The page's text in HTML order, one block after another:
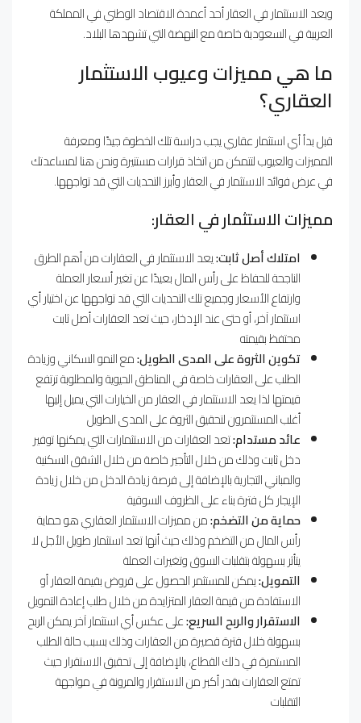
ويعد الاستثمار في العقار أحد أعمدة الاقتصاد الوطني في المملكة
العربية في السعودية خاصة مع النهضة التي تشهدها البلاد.
ما هي مميزات وعيوب الاستثمار
العقاري؟
قبل بدأ أي استثمار عقاري يجب دراسة تلك الخطوة جيدًا ومعرفة
المميزات والعيوب لتتمكن من اتخاذ قرارات مستنيرة ونحن هنا لمساعدتك
في عرض فوائد الاستثمار في العقار وأبرز التحديات التي قد تواجهها.
مميزات الاستثمار في العقار:
امتلاك أصل ثابت:يعد الاستثمار في العقارات من أهم الطرق
الناجحة للحفاظ على رأس المال بعيدًا عن تغير أسعار العملة
وارتفاع الأسعار وجميع تلك التحديات التي قد تواجهها عن اختيار أي
استثمار آخر، أو حتى عند الإدخار، حيث تعد العقارات أصل ثابت
محتفظ بقيمته
تكوين الثروة على المدى الطويل:مع النمو السكاني وزيادة
الطلب على العقارات خاصة في المناطق الحيوية والمطلوبة ترتفع
قيمتها لذا يعد الاستثمار في العقار من الخيارات التي يميل إليها
أغلب المستثمرون لتحقيق الثروة على المدى الطويل
عائد مستدام:تعد العقارات من الاستثمارات التي يمكنها توفير
دخل ثابت وذلك من خلال التأجير خاصة من خلال الشقق السكنية
والمباني التجارية بالإضافة إلى فرصة زيادة الدخل من خلال زيادة
الإيجار كل فترة بناء على الظروف السوقية
حماية من التضخم:من مميزات الاستثمار العقاري هو حماية
رأس المال من التضخم وذلك حيث أنها تعد استثمار طويل الأجل لا
يتأثر بسهولة بتقلبات السوق وتغيرات العملة
التمويل:يمكن للمستثمر الحصول على قروض بقيمة العقار أو
الاستفادة من قيمة العقار المتزايدة من خلال طلب إعادة التمويل
الاستقرار والربح السريع:على عكس أي استثمار آخر يمكن الربح
بسهولة خلال فترة قصيرة من العقارات وذلك بسبب حالة الطلب
المستمرة في ذلك القطاع، بالإضافة إلى تحقيق الاستقرار حيث
تمتع العقارات بقدر أكبر من الاستقرار والمرونة في مواجهة
التقلبات